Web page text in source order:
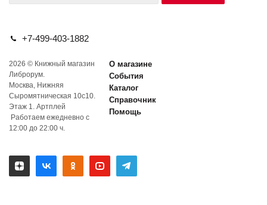
+7-499-403-1882
2026 © Книжный магазин
Либрорум.
Москва, Нижняя
Сыромятническая 10с10.
Этаж 1. Артплей
Работаем ежедневно с
12:00 до 22:00 ч.
О магазине
События
Каталог
Справочник
Помощь